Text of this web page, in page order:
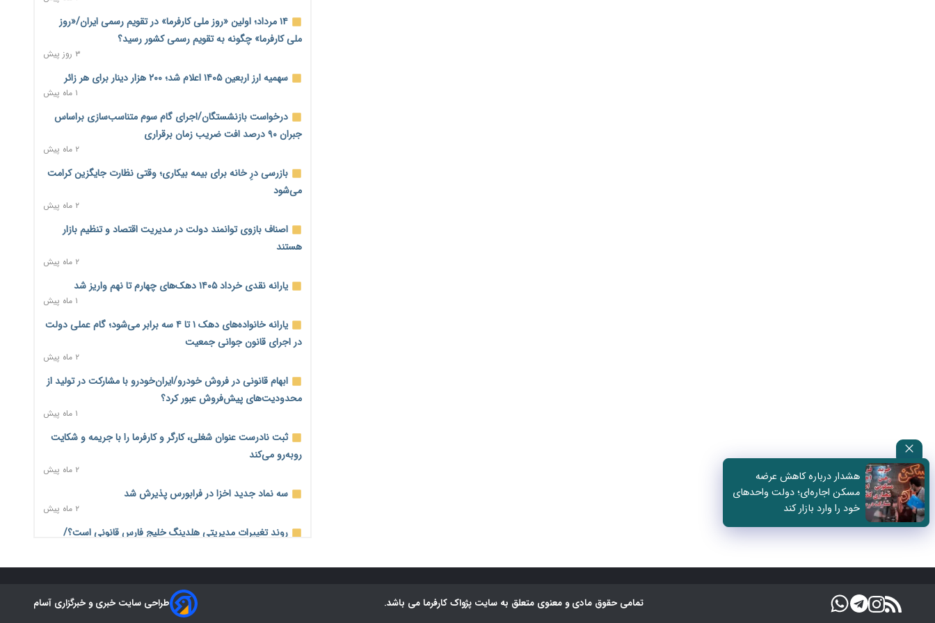
۱۰ ساعت پیش
وام بدون رتبه اعتباری؛ صندوق کارآفرینی امید از حمایت متفاوت
ناترازی برق ۳۰ درصد کاهش یافت؛ وعده وزارت نیرو برای رفع
محدودیت صنایع
ورود بخش خصوصی به حکمرانی اشتغال؛ «یاوران پیشرفت»
امسال گسترده‌تر می‌شود
مطالبه کارگران جنوب برای پرداخت «حق جنگ»؛ از نفت و گاز تا
شبکه برق
حساب‌های شرکت ملی نفت در بانک صنعت و معدن مسدود
شد؛ بدهی یک میلیارد دلاری
درآمد کارگزاری‌ها چقدر است؟ کانون کارگزاران اعداد منتشرشده
در فضای مجازی را تکذیب کرد
بیکاری ۷ درصدی روی کاغذ؛ آیا در واقعیت هم این چنین است؟
روز خبرنگار؛ مطالبه‌ای فراتر از تبریک برای پاسداشت حقیقت و
امنیت شغلی
زائران اربعین نگران ارز باقی‌مانده نباشند؛ خرید دینار در بانک‌ها و
صرافی‌ها
جنگ کریدورها وارد فاز جدید شد؛ سرمایه‌گذاری ۳۴۵ میلیارد
۳ روز پیش
۱۴ مرداد؛ اولین «روز ملی کارفرما» در تقویم رسمی ایران/«روز
ملی کارفرما» چگونه به تقویم رسمی کشور رسید؟
۳ روز پیش
سهمیه ارز اربعین ۱۴۰۵ اعلام شد؛ ۲۰۰ هزار دینار برای هر زائر
۱ ماه پیش
درخواست بازنشستگان/اجرای گام سوم متناسب‌سازی براساس
جبران ۹۰ درصد افت ضریب زمان برقراری
۲ ماه پیش
بازرسی درِ خانه برای بیمه بیکاری؛ وقتی نظارت جایگزین کرامت
می‌شود
۲ ماه پیش
اصناف بازوی توانمند دولت در مدیریت اقتصاد و تنظیم بازار
هستند
۲ ماه پیش
یارانه نقدی خرداد ۱۴۰۵ دهک‌های چهارم تا نهم واریز شد
۱ ماه پیش
یارانه خانواده‌های دهک ۱ تا ۴ سه برابر می‌شود؛ گام عملی دولت
در اجرای قانون جوانی جمعیت
۲ ماه پیش
ابهام قانونی در فروش خودرو/ایران‌خودرو با مشارکت در تولید از
محدودیت‌های پیش‌فروش عبور کرد؟
۱ ماه پیش
ثبت نادرست عنوان شغلی، کارگر و کارفرما را با جریمه و شکایت
روبه‌رو می‌کند
۲ ماه پیش
سه نماد جدید اخزا در فرابورس پذیرش شد
۲ ماه پیش
روند تغییرات مدیریتی هلدینگ خلیج فارس قانونی است؟/
۱ ماه پیش
هشدار درباره «۴ درصد» مشاغل سخت و زیان‌آور/کارفرمایان
پرداخت را به بازنشستگی موکول نکنند
هشدار درباره کاهش عرضه
مسکن اجاره‌ای؛ دولت واحدهای
خود را وارد بازار کند
تمامی حقوق مادی و معنوی متعلق به سایت پژواک کارفرما می باشد. طراحی سایت خبری و خبرگزاری آسام